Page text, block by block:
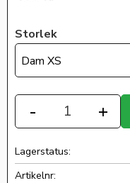
Storlek
Dam XS
+
-
Lagerstatus
Artikelnr